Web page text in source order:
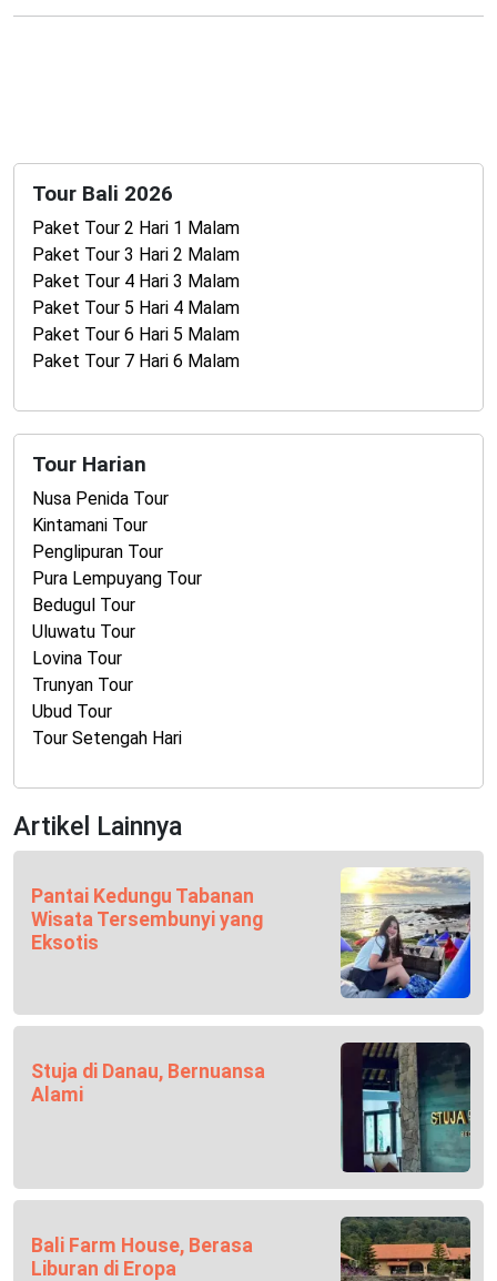
Tour Bali 2026
Paket Tour 2 Hari 1 Malam
Paket Tour 3 Hari 2 Malam
Paket Tour 4 Hari 3 Malam
Paket Tour 5 Hari 4 Malam
Paket Tour 6 Hari 5 Malam
Paket Tour 7 Hari 6 Malam
Tour Harian
Nusa Penida Tour
Kintamani Tour
Penglipuran Tour
Pura Lempuyang Tour
Bedugul Tour
Uluwatu Tour
Lovina Tour
Trunyan Tour
Ubud Tour
Tour Setengah Hari
Artikel Lainnya
Pantai Kedungu Tabanan
Wisata Tersembunyi yang
Eksotis
Stuja di Danau, Bernuansa
Alami
Bali Farm House, Berasa
Liburan di Eropa